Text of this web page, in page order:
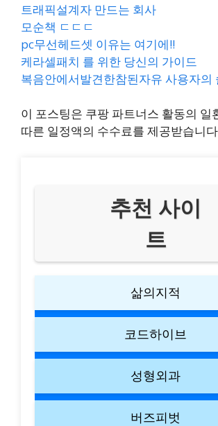
트래픽설계자 만드는 회사
모순책 ㄷㄷㄷ
pc무선헤드셋 이유는 여기에!!
케라셀패치 를 위한 당신의 가이드
복음안에서발견한참된자유 사용자의
이 포스팅은 쿠팡 파트너스 활동의 일
따른 일정액의 수수료를 제공받습니
추천 사이
트
삶의지적
코드하이브
성형외과
버즈피벗